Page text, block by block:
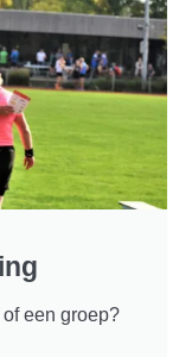
een groep?